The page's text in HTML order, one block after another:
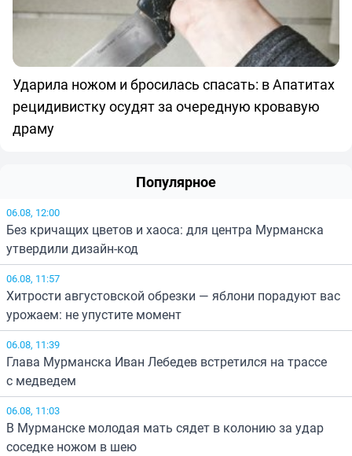
Ударила ножом и бросилась спасать: в Апатитах
рецидивистку осудят за очередную кровавую
драму
Популярное
06.08, 12:00
Без кричащих цветов и хаоса: для центра Мурманска
утвердили дизайн-код
06.08, 11:57
Хитрости августовской обрезки — яблони порадуют вас
урожаем: не упустите момент
06.08, 11:39
Глава Мурманска Иван Лебедев встретился на трассе
с медведем
06.08, 11:03
В Мурманске молодая мать сядет в колонию за удар
соседке ножом в шею